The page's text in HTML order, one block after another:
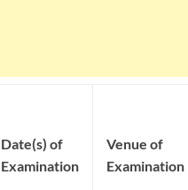
Date(s) of
Examination
Venue of
Examination